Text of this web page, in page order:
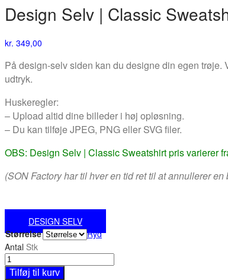
Design Selv | Classic
kr. 349,00
På design-selv siden kan du designe din egen
udtryk.
Huskeregler:
– Upload altid dine billeder i høj opløsning.
– Du kan tilføje JPEG, PNG eller SVG filer.
OBS: Design Selv | Classic Sweatshirt pris varierer
(SON Factory har til hver en tid ret til at annullerer
DESIGN SELV
Størrelse
Ryd
Antal Stk
Tilføj til kurv